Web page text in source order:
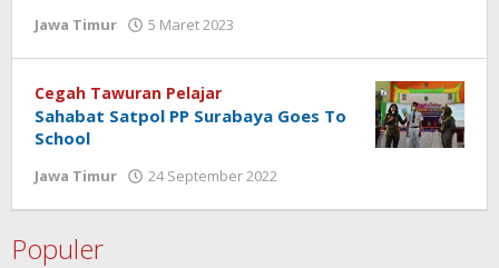
Jawa Timur 5 Maret 2023
Cegah Tawuran Pelajar
Sahabat Satpol PP Surabaya Goes To
School
Jawa Timur 24 September 2022
Populer